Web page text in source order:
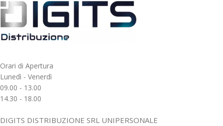
Orari di Apertura
Lunedì - Venerdì
09.00 - 13.00
14.30 - 18.00
DIGITS DISTRIBUZIONE SRL UNIPERSONALE